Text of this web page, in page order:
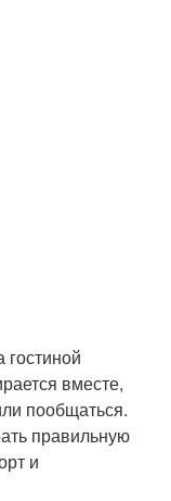
вместе,
пообщаться.
правильную
и